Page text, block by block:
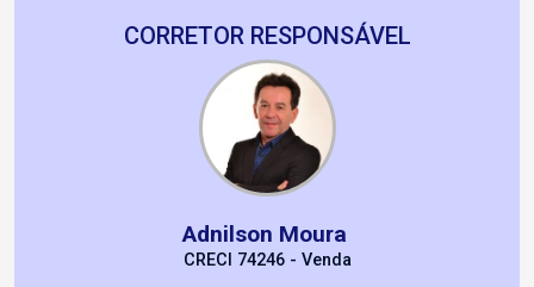
CORRETOR RESPONSÁVEL
Adnilson Moura
CRECI 74246 - Venda